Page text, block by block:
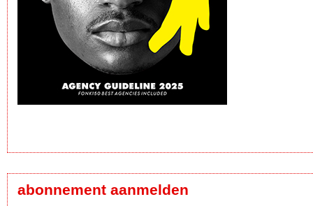
abonnement aanmelden